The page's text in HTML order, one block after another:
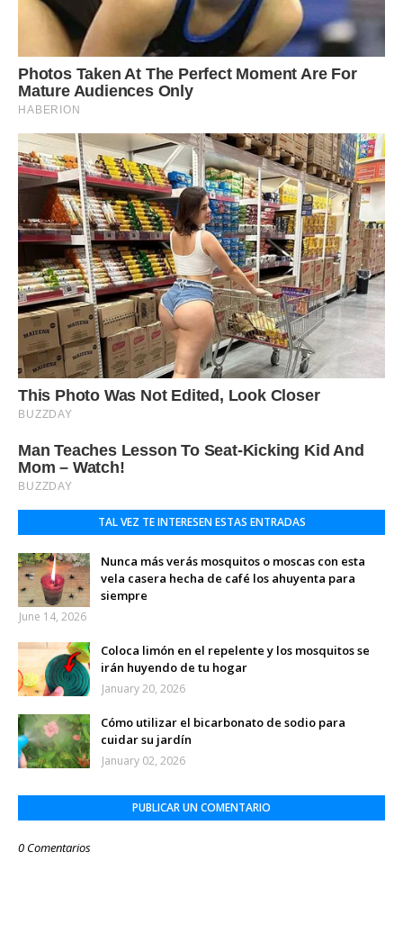
TAL VEZ TE INTERESEN ESTAS ENTRADAS
Nunca más verás mosquitos o moscas con esta
vela casera hecha de café los ahuyenta para
siempre
June 14, 2026
Coloca limón en el repelente y los mosquitos se
irán huyendo de tu hogar
January 20, 2026
Cómo utilizar el bicarbonato de sodio para
cuidar su jardín
January 02, 2026
PUBLICAR UN COMENTARIO
0 Comentarios